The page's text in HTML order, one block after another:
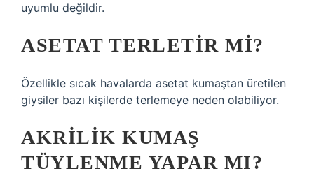
uyumlu değildir.
ASETAT TERLETIR MI?
Özellikle sıcak havalarda asetat kumaştan üretilen
giysiler bazı kişilerde terlemeye neden olabiliyor.
AKRILIK KUMAŞ
TÜYLENME YAPAR MI?